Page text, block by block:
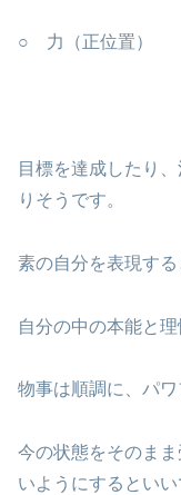
○ 力（正位置）
目標を達成したり
りそうです。
素の自分を表現する
自分の中の本能と
物事は順調に、パワ
今の状態をそのま
いようにするといい